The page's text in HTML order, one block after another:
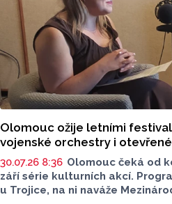
Olomouc ožije letními
vojenské orchestry i
30.07.26 8:36 Olomouc čeká od
září série kulturních akcí.
u Trojice, na ni naváže